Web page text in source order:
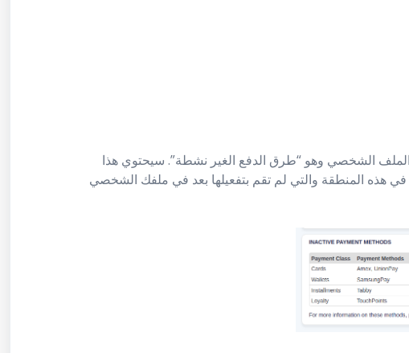
الملف الشخصي وهو “طرق الدفع الغير نشطة”. سيحتوي هذا
هذه المنطقة والتي لم تقم بتفعيلها بعد في ملفك الشخصي